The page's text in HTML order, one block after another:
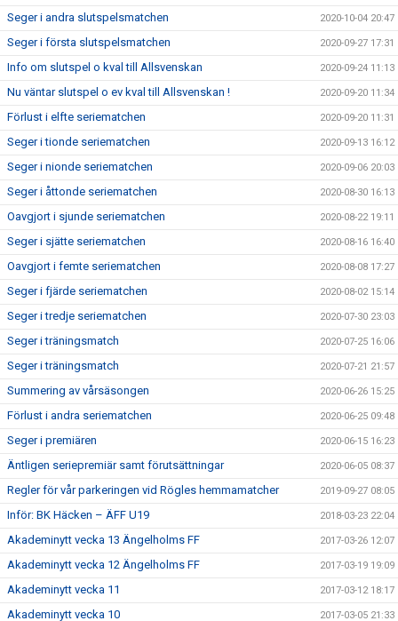
Seger i andra slutspelsmatchen 2020-10-04 20:47
Seger i första slutspelsmatchen 2020-09-27 17:31
Info om slutspel o kval till Allsvenskan 2020-09-24 11:13
Nu väntar slutspel o ev kval till Allsvenskan ! 2020-09-20 11:34
Förlust i elfte seriematchen 2020-09-20 11:31
Seger i tionde seriematchen 2020-09-13 16:12
Seger i nionde seriematchen 2020-09-06 20:03
Seger i åttonde seriematchen 2020-08-30 16:13
Oavgjort i sjunde seriematchen 2020-08-22 19:11
Seger i sjätte seriematchen 2020-08-16 16:40
Oavgjort i femte seriematchen 2020-08-08 17:27
Seger i fjärde seriematchen 2020-08-02 15:14
Seger i tredje seriematchen 2020-07-30 23:03
Seger i träningsmatch 2020-07-25 16:06
Seger i träningsmatch 2020-07-21 21:57
Summering av vårsäsongen 2020-06-26 15:25
Förlust i andra seriematchen 2020-06-25 09:48
Seger i premiären 2020-06-15 16:23
Äntligen seriepremiär samt förutsättningar 2020-06-05 08:37
Regler för vår parkeringen vid Rögles hemmamatcher 2019-09-27 08:05
Inför: BK Häcken – ÄFF U19 2018-03-23 22:04
Akademinytt vecka 13 Ängelholms FF 2017-03-26 12:07
Akademinytt vecka 12 Ängelholms FF 2017-03-19 19:09
Akademinytt vecka 11 2017-03-12 18:17
Akademinytt vecka 10 2017-03-05 21:33